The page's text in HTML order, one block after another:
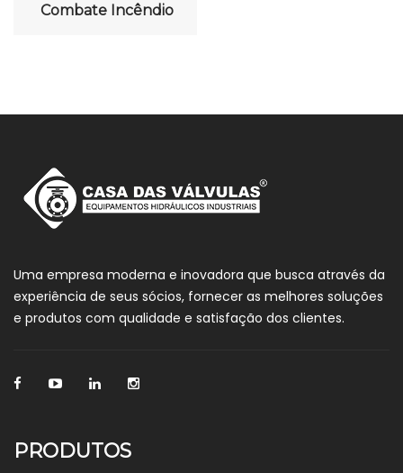
Combate Incêndio
Uma empresa moderna e inovadora que busca através da
experiência de seus sócios, fornecer as melhores soluções
e produtos com qualidade e satisfação dos clientes.
PRODUTOS